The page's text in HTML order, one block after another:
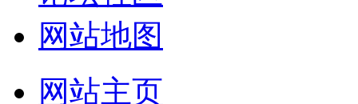
网站地图
网站主页